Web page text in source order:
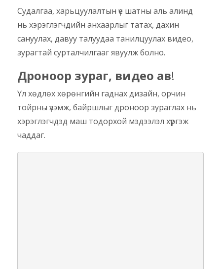
Судалгаа, харьцуулалтын үе шатны аль алинд
нь хэрэглэгчдийн анхаарлыг татах, дахин
сануулах, давуу талуудаа танилцуулах видео,
зурагтай сурталчилгааг явуулж болно.
Дроноор зураг, видео ав!
Үл хөдлөх хөрөнгийн гаднах дизайн, орчин
тойрны үзэмж, байршлыг дроноор зураглах нь
хэрэглэгчдэд маш тодорхой мэдээлэл хүргэж
чаддаг.